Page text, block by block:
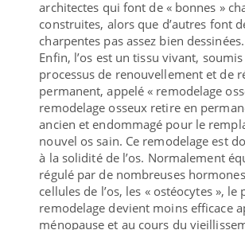
architectes qui font de « bonnes »
construites, alors que d’autres font
charpentes pas assez bien dessinées.
Enfin, l’os est un tissu vivant,
processus de renouvellement et de
permanent, appelé « remodelage
remodelage osseux retire en
ancien et endommagé pour le
nouvel os sain. Ce remodelage est
à la solidité de l’os. Normalement
régulé par de nombreuses
cellules de l’os, les « ostéocytes », le
remodelage devient moins efficace
ménopause et au cours du